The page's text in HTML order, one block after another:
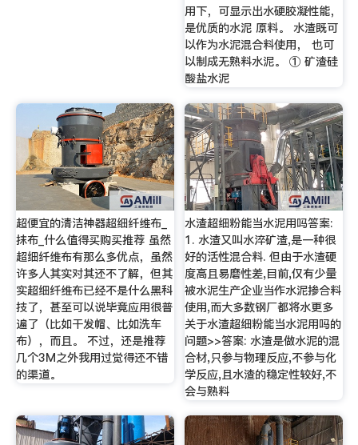
用下，可显示出水硬胶凝性能，
是优质的水泥 原料。 水渣既可
以作为水泥混合料使用， 也可
以制成无熟料水泥。 ① 矿渣硅
酸盐水泥
超便宜的清洁神器超细纤维布_
抹布_什么值得买购买推荐 虽然
超细纤维布有那么多优点，虽然
许多人其实对其还不了解，但其
实超细纤维布已经不是什么黑科
技了，甚至可以说毕竟应用很普
遍了（比如干发帽、比如洗车
布），而且。 不过，还是推荐
几个3M之外我用过觉得还不错
的渠道。
水渣超细粉能当水泥用吗答案:
1. 水渣又叫水淬矿渣,是一种很
好的活性混合料. 但由于水渣硬
度高且易磨性差,目前,仅有少量
被水泥生产企业当作水泥掺合料
使用,而大多数钢厂都将水更多
关于水渣超细粉能当水泥用吗的
问题>>答案: 水渣是做水泥的混
合材,只参与物理反应,不参与化
学反应,且水渣的稳定性较好,不
会与熟料